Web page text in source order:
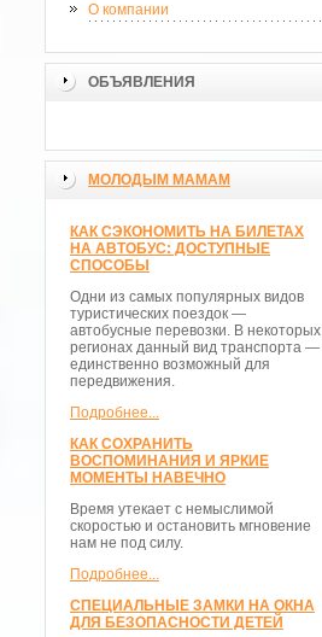
О компании
ОБЪЯВЛЕНИЯ
МОЛОДЫМ МАМАМ
КАК СЭКОНОМИТЬ НА БИЛЕТАХ
НА АВТОБУС: ДОСТУПНЫЕ
СПОСОБЫ
Одни из самых популярных видов
туристических поездок —
автобусные перевозки. В некоторых
регионах данный вид транспорта —
единственно возможный для
передвижения.
Подробнее...
КАК СОХРАНИТЬ
ВОСПОМИНАНИЯ И ЯРКИЕ
МОМЕНТЫ НАВЕЧНО
Время утекает с немыслимой
скоростью и остановить мгновение
нам не под силу.
Подробнее...
СПЕЦИАЛЬНЫЕ ЗАМКИ НА ОКНА
ДЛЯ БЕЗОПАСНОСТИ ДЕТЕЙ